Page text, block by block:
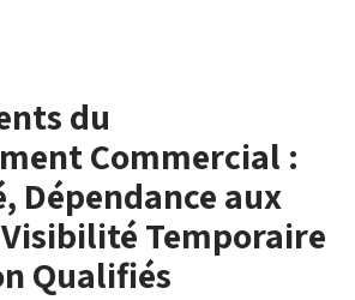
du
Commercial :
Dépendance aux
Temporaire
Qualifiés